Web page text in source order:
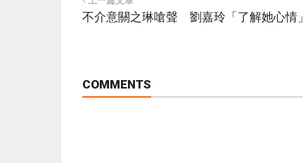
不介意關之琳嗆聲 劉嘉玲「了解她心情」
COMMENTS